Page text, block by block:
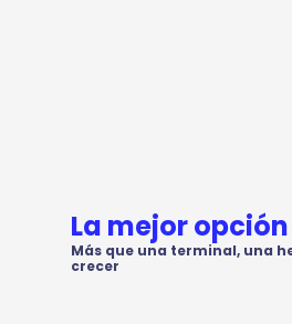
La mejor opción
Más que una terminal, una
crecer